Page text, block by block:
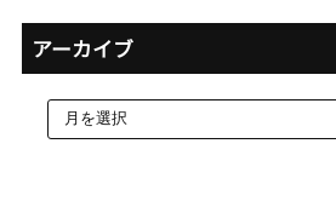
アーカイブ